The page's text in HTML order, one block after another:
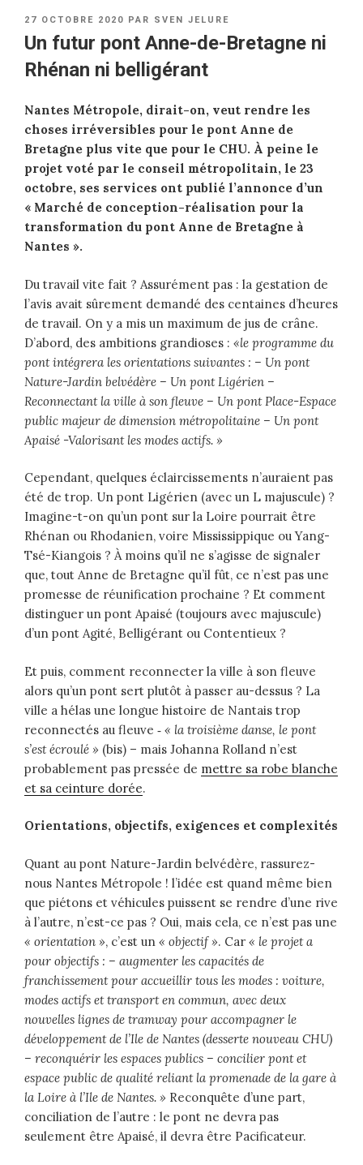
PUBLIÉ
LE
27 OCTOBRE 2020 PAR SVEN JELURE
Un futur pont Anne-de-Bretagne ni
Rhénan ni belligérant
Nantes Métropole, dirait-on, veut rendre les
choses irréversibles pour le pont Anne de
Bretagne plus vite que pour le CHU. À peine le
projet voté par le conseil métropolitain, le 23
octobre, ses services ont publié l’annonce d’un
« Marché de conception-réalisation pour la
transformation du pont Anne de Bretagne à
Nantes ».
Du travail vite fait ? Assurément pas : la gestation de
l’avis avait sûrement demandé des centaines d’heures
de travail. On y a mis un maximum de jus de crâne.
D’abord, des ambitions grandioses : «le programme du
pont intégrera les orientations suivantes : – Un pont
Nature-Jardin belvédère – Un pont Ligérien –
Reconnectant la ville à son fleuve – Un pont Place-Espace
public majeur de dimension métropolitaine – Un pont
Apaisé -Valorisant les modes actifs. »
Cependant, quelques éclaircissements n’auraient pas
été de trop. Un pont Ligérien (avec un L majuscule) ?
Imagine-t-on qu’un pont sur la Loire pourrait être
Rhénan ou Rhodanien, voire Mississippique ou Yang-
Tsé-Kiangois ? À moins qu’il ne s’agisse de signaler
que, tout Anne de Bretagne qu’il fût, ce n’est pas une
promesse de réunification prochaine ? Et comment
distinguer un pont Apaisé (toujours avec majuscule)
d’un pont Agité, Belligérant ou Contentieux ?
Et puis, comment reconnecter la ville à son fleuve
alors qu’un pont sert plutôt à passer au-dessus ? La
ville a hélas une longue histoire de Nantais trop
reconnectés au fleuve ‑ « la troisième danse, le pont
s’est écroulé » (bis) – mais Johanna Rolland n’est
probablement pas pressée de mettre sa robe blanche
et sa ceinture dorée.
Orientations, objectifs, exigences et complexités
Quant au pont Nature-Jardin belvédère, rassurez-
nous Nantes Métropole ! l’idée est quand même bien
que piétons et véhicules puissent se rendre d’une rive
à l’autre, n’est-ce pas ? Oui, mais cela, ce n’est pas une
« orientation », c’est un « objectif ». Car « le projeta
pour objectifs : – augmenter les capacités de
franchissement pour accueillir tous les modes : voiture,
modes actifs et transport en commun, avec deux
nouvelles lignes de tramway pour accompagner le
développement de l’Ile de Nantes (desserte nouveau CHU)
– reconquérir les espaces publics – concilier pont et
espace public de qualité reliant la promenade de la gare à
la Loire à l’Ile de Nantes. » Reconquête d’une part,
conciliation de l’autre : le pont ne devra pas
seulement être Apaisé, il devra être Pacificateur.